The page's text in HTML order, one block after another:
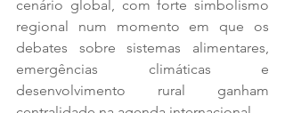
cenário global, com forte simbolismo
regional num momento em que os
debates sobre sistemas alimentares,
emergências climáticas e
desenvolvimento rural ganham